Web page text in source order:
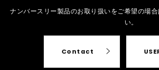
ナンバースリー製品のお取り扱いをご希望の場合
い。
Contact